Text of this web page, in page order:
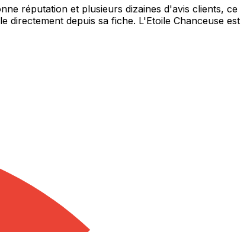
réputation et plusieurs dizaines d'avis clients, ce
depuis sa fiche. L'Etoile Chanceuse est